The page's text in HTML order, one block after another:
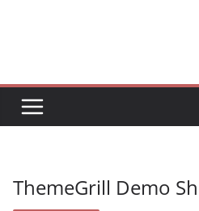
ThemeGrill Demo